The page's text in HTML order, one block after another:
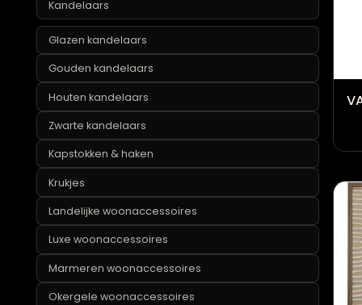
Industriële woonaccessoires
Kaarsen
Kandelaars
Glazen kandelaars
Gouden kandelaars
Houten kandelaars
Zwarte kandelaars
Kapstokken & haken
Krukjes